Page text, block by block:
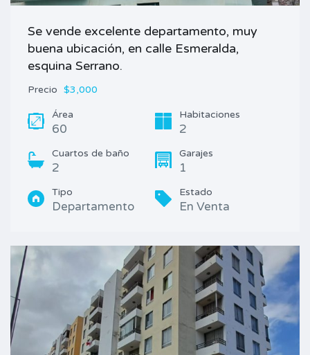
Se vende excelente departamento, muy
buena ubicación, en calle Esmeralda,
esquina Serrano.
Precio $3,000
Área
60
Habitaciones
2
Cuartos de baño
2
Garajes
1
Tipo
Departamento
Estado
En Venta